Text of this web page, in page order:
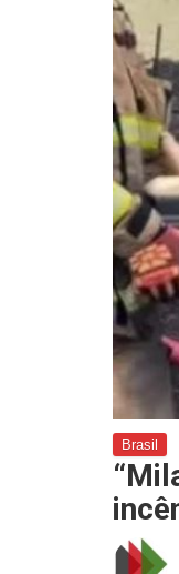
Brasil